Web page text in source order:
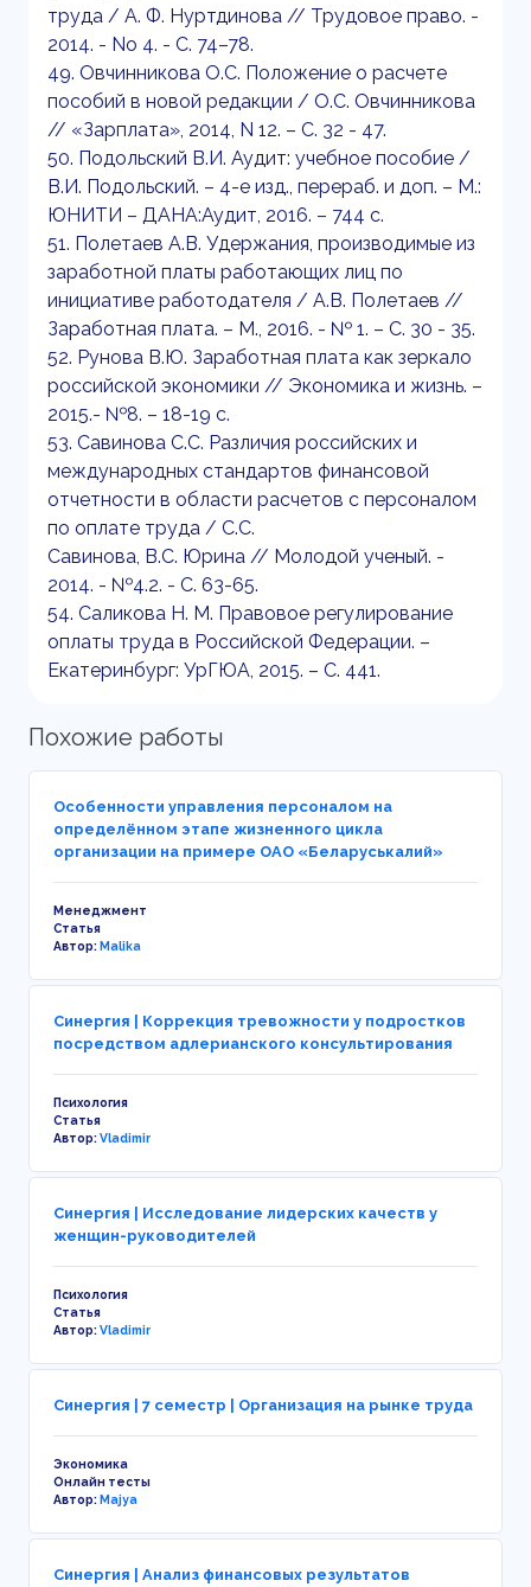
труда / А. Ф. Нуртдинова // Трудовое право. -
2014. - No 4. - С. 74–78.
49. Овчинникова О.С. Положение о расчете
пособий в новой редакции / О.С. Овчинникова
// «Зарплата», 2014, N 12. – С. 32 - 47.
50. Подольский В.И. Аудит: учебное пособие /
В.И. Подольский. – 4-е изд., перераб. и доп. – М.:
ЮНИТИ – ДАНА:Аудит, 2016. – 744 с.
51. Полетаев А.В. Удержания, производимые из
заработной платы работающих лиц по
инициативе работодателя / А.В. Полетаев //
Заработная плата. – М., 2016. - № 1. – С. 30 - 35.
52. Рунова В.Ю. Заработная плата как зеркало
российской экономики // Экономика и жизнь. –
2015.- №8. – 18-19 с.
53. Савинова С.С. Различия российских и
международных стандартов финансовой
отчетности в области расчетов с персоналом
по оплате труда / С.С.
Савинова, В.С. Юрина // Молодой ученый. -
2014. - №4.2. - С. 63-65.
54. Саликова Н. М. Правовое регулирование
оплаты труда в Российской Федерации. –
Екатеринбург: УрГЮА, 2015. – С. 441.
Похожие работы
Особенности управления персоналом на
определённом этапе жизненного цикла
организации на примере ОАО «Беларуськалий»
Менеджмент
Статья
Автор:Malika
Синергия | Коррекция тревожности у подростков
посредством адлерианского консультирования
Психология
Статья
Автор:Vladimir
Синергия | Исследование лидерских качеств у
женщин-руководителей
Психология
Статья
Автор:Vladimir
Синергия | 7 семестр | Организация на рынке труда
Экономика
Онлайн тесты
Автор:Majya
Синергия | Анализ финансовых результатов